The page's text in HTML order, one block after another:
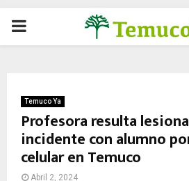
P
M
A
Temuco Ya
Profesora resulta
incidente con alumno
celular en Temuco
Abril 2, 2024